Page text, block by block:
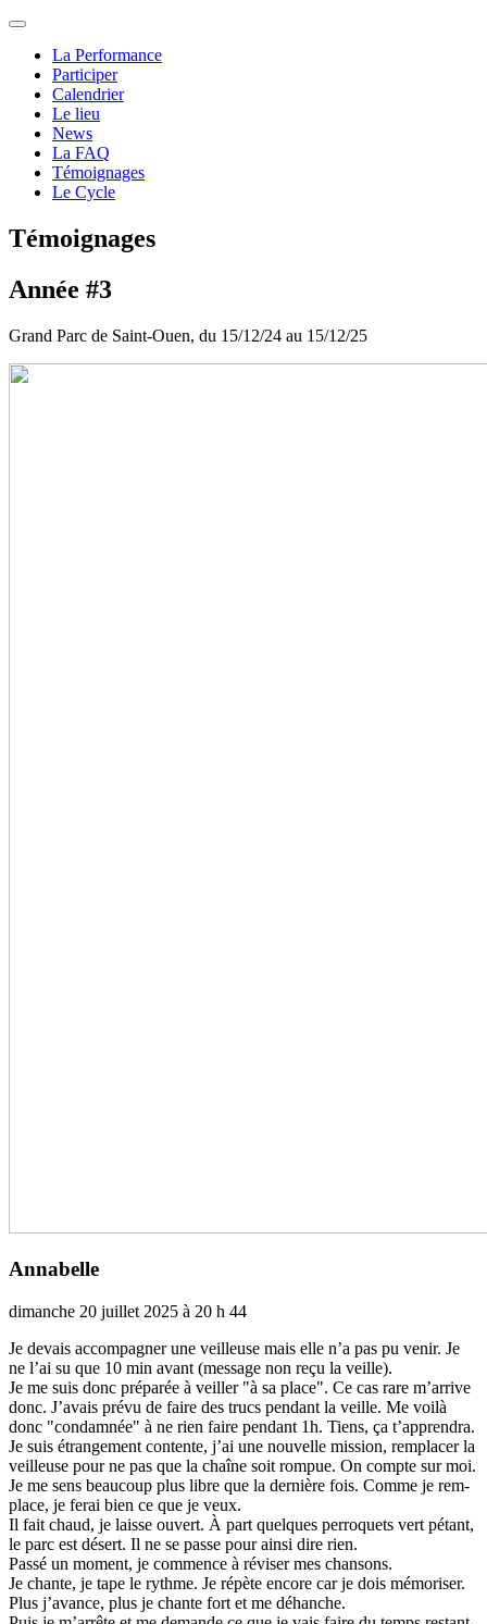
La Performance
Participer
Calendrier
Le lieu
News
La FAQ
Témoignages
Le Cycle
Témoignages
Année #3
Grand Parc de Saint-Ouen, du 15/12/24 au 15/12/25
Annabelle
dimanche 20 juillet 2025 à 20 h 44
Je devais accom­pa­gner une veilleuse mais elle n’a pas pu venir. Je
ne l’ai su que 10 min avant (mes­sage non reçu la veille).
Je me suis donc pré­pa­rée à veiller "à sa place". Ce cas rare m’arrive
donc. J’avais prévu de faire des trucs pen­dant la veille. Me voilà
donc "condam­née" à ne rien faire pen­dant 1h. Tiens, ça t’appren­dra.
Je suis étrangement contente, j’ai une nou­velle mis­sion, rem­pla­cer la
veilleuse pour ne pas que la chaîne soit rompue. On compte sur moi.
Je me sens beau­coup plus libre que la der­nière fois. Comme je rem­
place, je ferai bien ce que je veux.
Il fait chaud, je laisse ouvert. À part quel­ques per­ro­quets vert pétant,
le parc est désert. Il ne se passe pour ainsi dire rien.
Passé un moment, je com­mence à révi­ser mes chan­sons.
Je chante, je tape le rythme. Je répète encore car je dois mémo­ri­ser.
Plus j’avance, plus je chante fort et me déhan­che.